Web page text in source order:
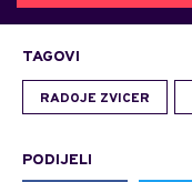
TAGOVI
RADOJE ZVICER
PODIJELI